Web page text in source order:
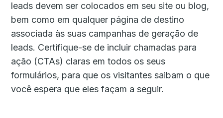
leads devem ser colocados em seu site ou blog,
bem como em qualquer página de destino
associada às suas campanhas de geração de
leads. Certifique-se de incluir chamadas para
ação (CTAs) claras em todos os seus
formulários, para que os visitantes saibam o que
você espera que eles façam a seguir.